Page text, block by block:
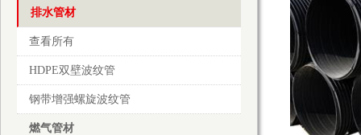
排水管材
查看所有
HDPE双壁波纹管
钢带增强螺旋波纹管
燃气管材